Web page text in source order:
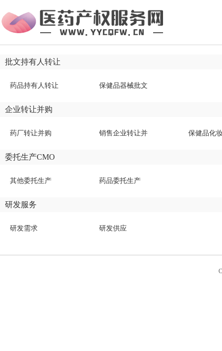
批文持有人转让
药品持有人转让 保健品器械批文
企业转让并购
药厂转让并购 销售企业转让并 保健品化
委托生产CMO
其他委托生产 药品委托生产
研发服务
研发需求 研发供应